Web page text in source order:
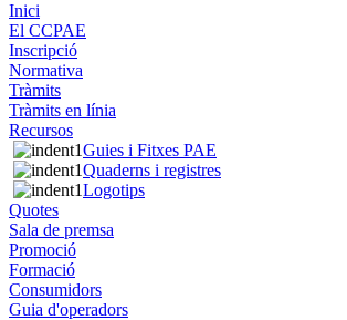
Inici
El CCPAE
Inscripció
Normativa
Tràmits
Tràmits en línia
Recursos
Guies i Fitxes PAE
Quaderns i registres
Logotips
Quotes
Sala de premsa
Promoció
Formació
Consumidors
Guia d'operadors